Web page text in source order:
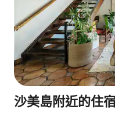
沙美島附近的住